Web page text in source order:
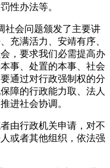
性办法等。
会问题颁发了主要讲
充满活力、安靖有序、
，要求我们必需提高办
事、处置的本事、社会
通过对行政强制权的分
障的行政能力取、法人
进社会协调。
由行政机关申请，对不
或者其他组织，依法强